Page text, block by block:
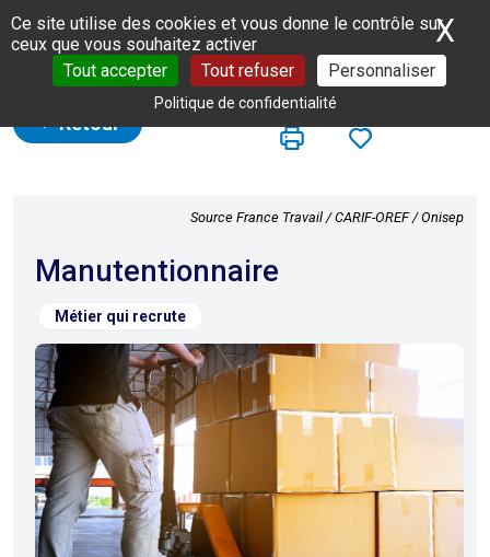
Panneau de gestion des cookies
Ce site utilise des cookies et vous donne le contrôle sur
ceux que vous souhaitez activer
Tout accepter
Tout refuser Personnaliser
Politique de confidentialité
X
Retour
Source France Travail / CARIF-OREF / Onisep
Manutentionnaire
Métier qui recrute